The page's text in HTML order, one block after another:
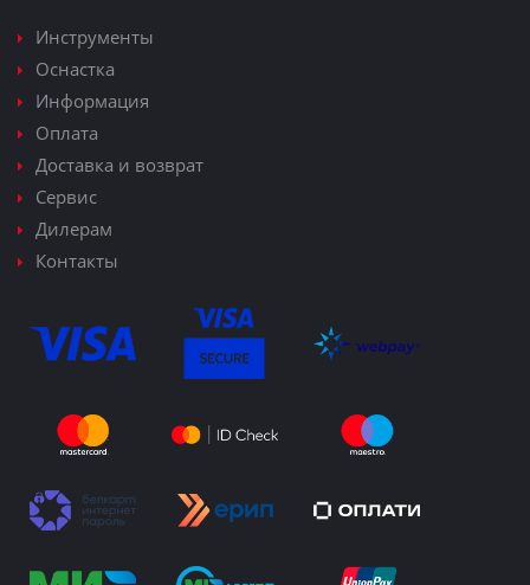
Инструменты
Оснастка
Информация
Оплата
Доставка и возврат
Сервис
Дилерам
Контакты